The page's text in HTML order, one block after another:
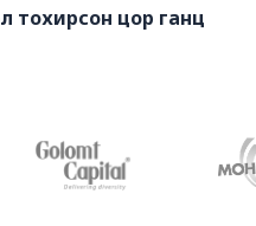
тохирсон цор ганц